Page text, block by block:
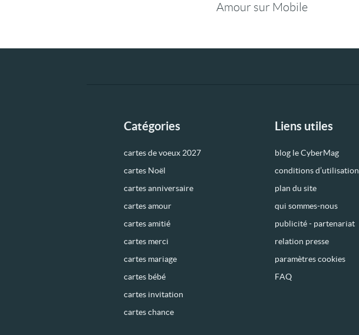
Amour sur Mobile
Catégories
cartes de voeux 2027
cartes Noël
cartes anniversaire
cartes amour
cartes amitié
cartes merci
cartes mariage
cartes bébé
cartes invitation
cartes chance
Liens utiles
blog le CyberMag
conditions d’utilisation
plan du site
qui sommes-nous
publicité - partenariat
relation presse
paramètres cookies
FAQ